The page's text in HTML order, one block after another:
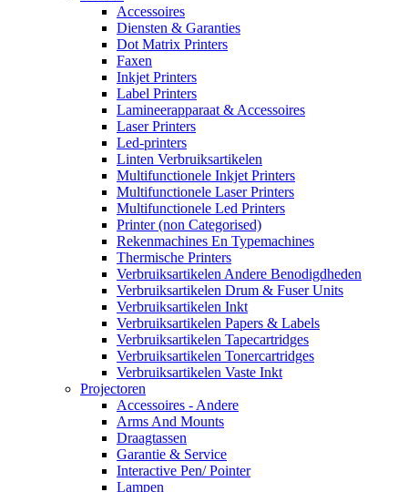
Accessoires
Diensten & Garanties
Dot Matrix Printers
Faxen
Inkjet Printers
Label Printers
Lamineerapparaat & Accessoires
Laser Printers
Led-printers
Linten Verbruiksartikelen
Multifunctionele Inkjet Printers
Multifunctionele Laser Printers
Multifunctionele Led Printers
Printer (non Categorised)
Rekenmachines En Typemachines
Thermische Printers
Verbruiksartikelen Andere Benodigdheden
Verbruiksartikelen Drum & Fuser Units
Verbruiksartikelen Inkt
Verbruiksartikelen Papers & Labels
Verbruiksartikelen Tapecartridges
Verbruiksartikelen Tonercartridges
Verbruiksartikelen Vaste Inkt
Projectoren
Accessoires - Andere
Arms And Mounts
Draagtassen
Garantie & Service
Interactive Pen/ Pointer
Lampen